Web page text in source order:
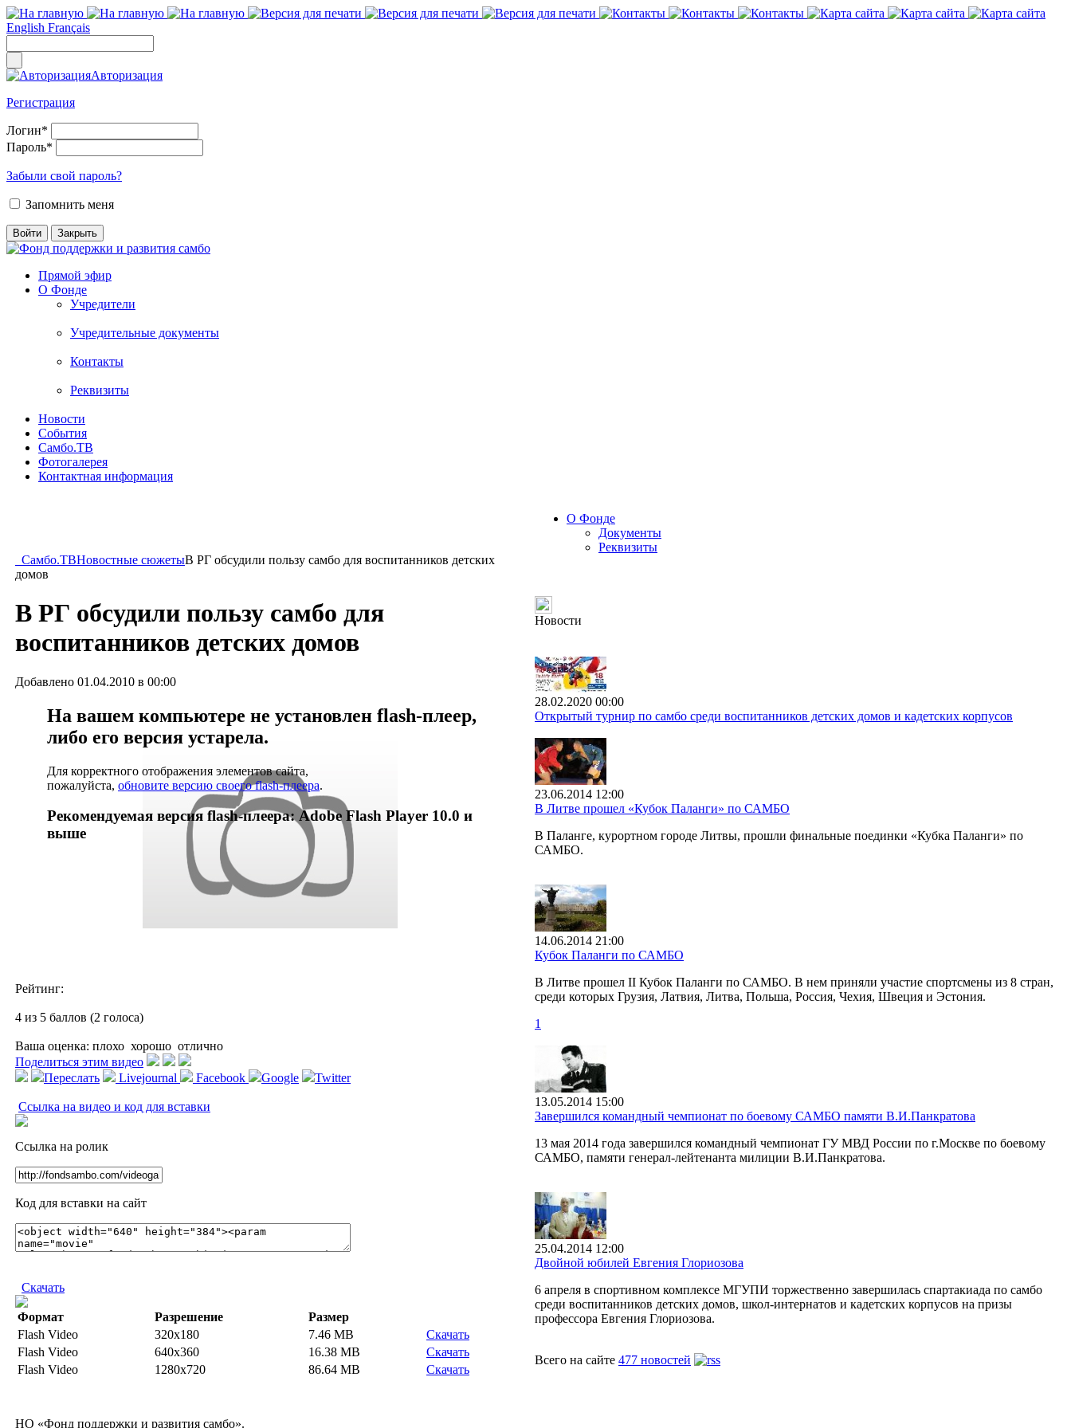
English Français
Авторизация
Регистрация
Логин*
Пароль*
Забыли свой пароль?
Запомнить меня
Прямой эфир
О Фонде
Учредители
Учредительные документы
Контакты
Реквизиты
Новости
События
Самбо.ТВ
Фотогалерея
Контактная информация
Самбо.ТВНовостные сюжетыВ РГ обсудили пользу самбо для воспитанников детских
домов
В РГ обсудили пользу самбо для
воспитанников детских домов
Добавлено 01.04.2010 в 00:00
На вашем компьютере не установлен flash-плеер,
либо его версия устарела.
Для корректного отображения элементов сайта,
пожалуйста, обновите версию своего flash-плеера.
Рекомендуемая версия flash-плеера: Adobe Flash Player 10.0 и
выше
Рейтинг:
4 из 5 баллов (2 голоса)
Ваша оценка: плохо хорошо отлично
Поделиться этим видео
Переслать
Livejournal Facebook Google Twitter
Ссылка на видео и код для вставки
Ссылка на ролик
Код для вставки на сайт
Скачать
Формат Разрешение
Размер
Flash Video
320x180 7.46 MB
Скачать
Flash Video
640x360 16.38 MB
Скачать
Flash Video
1280x720 86.64 MB Скачать
О Фонде
Документы
Реквизиты
Новости
28.02.2020 00:00
Открытый турнир по самбо среди воспитанников детских домов и кадетских корпусов
23.06.2014 12:00
В Литве прошел «Кубок Паланги» по САМБО
В Паланге, курортном городе Литвы, прошли финальные поединки «Кубка Паланги» по
САМБО.
14.06.2014 21:00
Кубок Паланги по САМБО
В Литве прошел II Кубок Паланги по САМБО. В нем приняли участие спортсмены из 8 стран,
среди которых Грузия, Латвия, Литва, Польша, Россия, Чехия, Швеция и Эстония.
1
13.05.2014 15:00
Завершился командный чемпионат по боевому САМБО памяти В.И.Панкратова
13 мая 2014 года завершился командный чемпионат ГУ МВД России по г.Москве по боевому
САМБО, памяти генерал-лейтенанта милиции В.И.Панкратова.
25.04.2014 12:00
Двойной юбилей Евгения Глориозова
6 апреля в спортивном комплексе МГУПИ торжественно завершилась спартакиада по самбо
среди воспитанников детских домов, школ-интернатов и кадетских корпусов на призы
профессора Евгения Глориозова.
Всего на сайте 477 новостей
НО «Фонд поддержки и развития самбо».